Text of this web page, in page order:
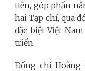
tiễn, góp phần
hai Tạp chí, qua
đặc biệt Việt
triển.
Đồng chí